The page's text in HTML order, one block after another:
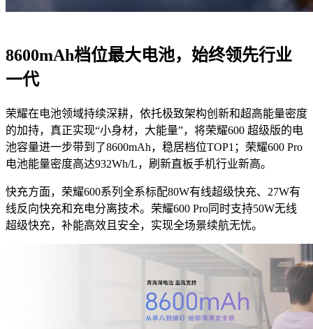
8600mAh档位最大电池，始终领先行业
一代
荣耀在电池领域持续深耕，依托极致架构创新和超高能量密度
的加持，真正实现“小身材，大能量”，将荣耀600 超级版的电
池容量进一步带到了8600mAh，稳居档位TOP1；荣耀600 Pro
电池能量密度高达932Wh/L，刷新直板手机行业新高。
快充方面，荣耀600系列全系标配80W有线超级快充、27W有
线反向快充和充电分离技术。荣耀600 Pro同时支持50W无线
超级快充，补能高效且安全，实现全场景续航无忧。